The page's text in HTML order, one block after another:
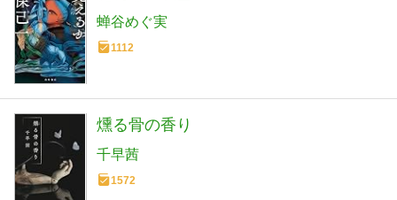
蝉谷めぐ実
1112
燻る骨の香り
千早茜
1572